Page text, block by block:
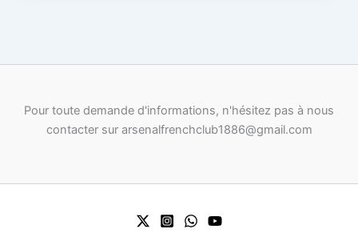
Pour toute demande d'informations, n'hésitez pas à nous
contacter sur arsenalfrenchclub1886@gmail.com